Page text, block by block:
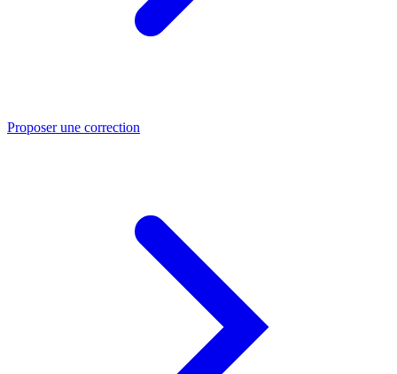
Proposer une correction